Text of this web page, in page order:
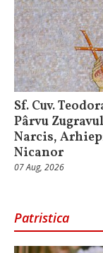
Sf. Cuv.
Pârvu
Narcis,
Nicanor
07 Aug, 2026
Patristica